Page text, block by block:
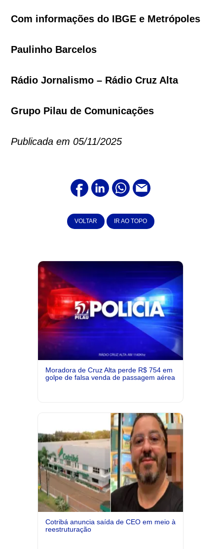
Com informações do IBGE e Metrópoles
Paulinho Barcelos
Rádio Jornalismo – Rádio Cruz Alta
Grupo Pilau de Comunicações
Publicada em 05/11/2025
VOLTAR IR AO TOPO
Moradora de Cruz Alta perde R$ 754 em
golpe de falsa venda de passagem aérea
Cotribá anuncia saída de CEO em meio à
reestruturação